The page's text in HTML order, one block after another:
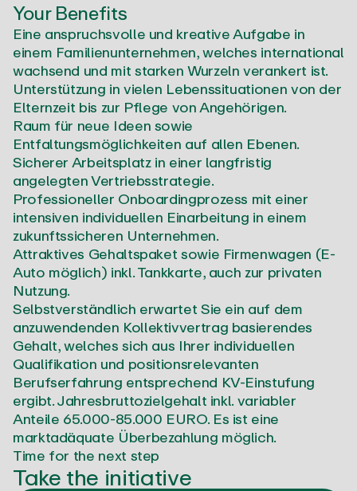
Your Benefits
Eine anspruchsvolle und kreative Aufgabe in
einem Familienunternehmen, welches international
wachsend und mit starken Wurzeln verankert ist.
Unterstützung in vielen Lebenssituationen von der
Elternzeit bis zur Pflege von Angehörigen.
Raum für neue Ideen sowie
Entfaltungsmöglichkeiten auf allen Ebenen.
Sicherer Arbeitsplatz in einer langfristig
angelegten Vertriebsstrategie.
Professioneller Onboardingprozess mit einer
intensiven individuellen Einarbeitung in einem
zukunftssicheren Unternehmen.
Attraktives Gehaltspaket sowie Firmenwagen (E-
Auto möglich) inkl. Tankkarte, auch zur privaten
Nutzung.
Selbstverständlich erwartet Sie ein auf dem
anzuwendenden Kollektivvertrag basierendes
Gehalt, welches sich aus Ihrer individuellen
Qualifikation und positionsrelevanten
Berufserfahrung entsprechend KV-Einstufung
ergibt. Jahresbruttozielgehalt inkl. variabler
Anteile 65.000-85.000 EURO. Es ist eine
marktadäquate Überbezahlung möglich.
Time for the next step
Take the initiative